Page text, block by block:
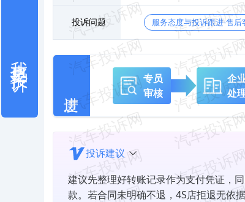
投诉问题 服务态度与投诉跟进-售后
专员
审核
企
处
投诉建议
建议先整理好转账记录作为支付凭证，
款。若合同未明确不退，4S店拒退无依